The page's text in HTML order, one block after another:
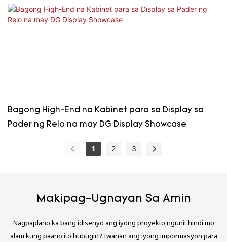
Bagong High-End na Kabinet para sa Display sa
Pader ng Relo na may DG Display Showcase
1 2 3
Makipag-Ugnayan Sa Amin
Nagpaplano ka bang idisenyo ang iyong proyekto ngunit hindi mo
alam kung paano ito hubugin? Iwanan ang iyong impormasyon para